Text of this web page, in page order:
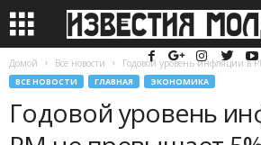
Домой Все новости Годовой уровень инфляции в
ВСЕ НОВОСТИ ГЛАВНАЯ ЭКОНОМИКА
Годовой уровень